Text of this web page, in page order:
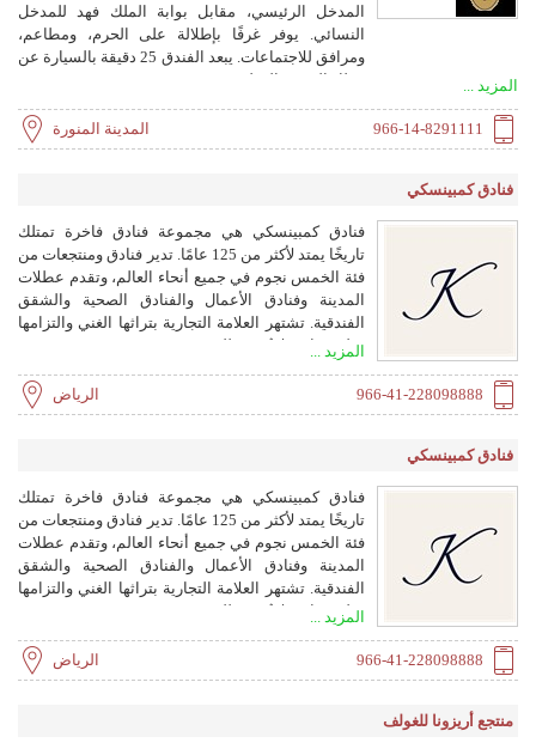
المدخل الرئيسي، مقابل بوابة الملك فهد للمدخل
النسائي. يوفر غرفًا بإطلالة على الحرم، ومطاعم،
ومرافق للاجتماعات. يبعد الفندق 25 دقيقة بالسيارة عن
مطار المدينة الدولي.
المزيد ...
966-14-8291111 المدينة المنورة
فنادق كمبينسكي
فنادق كمبينسكي هي مجموعة فنادق فاخرة تمتلك
تاريخًا يمتد لأكثر من 125 عامًا. تدير فنادق ومنتجعات من
فئة الخمس نجوم في جميع أنحاء العالم، وتقدم عطلات
المدينة وفنادق الأعمال والفنادق الصحية والشقق
الفندقية. تشتهر العلامة التجارية بتراثها الغني والتزامها
بخلق تجارب لا تُنسى للضيوف.
المزيد ...
966-41-228098888 الرياض
فنادق كمبينسكي
فنادق كمبينسكي هي مجموعة فنادق فاخرة تمتلك
تاريخًا يمتد لأكثر من 125 عامًا. تدير فنادق ومنتجعات من
فئة الخمس نجوم في جميع أنحاء العالم، وتقدم عطلات
المدينة وفنادق الأعمال والفنادق الصحية والشقق
الفندقية. تشتهر العلامة التجارية بتراثها الغني والتزامها
بخلق تجارب لا تُنسى للضيوف.
المزيد ...
966-41-228098888 الرياض
منتجع أريزونا للغولف